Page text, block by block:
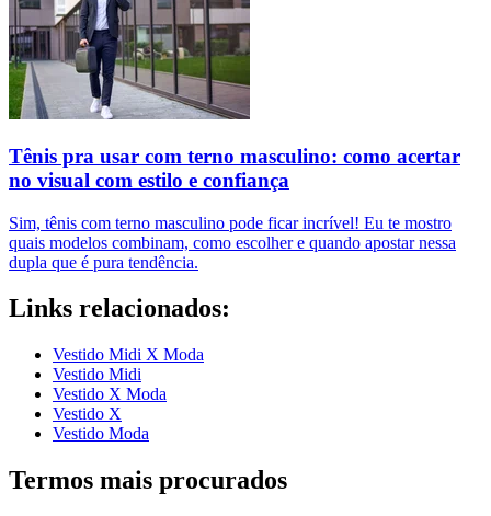
Tênis pra usar com terno masculino: como acertar
no visual com estilo e confiança
Sim, tênis com terno masculino pode ficar incrível! Eu te mostro
quais modelos combinam, como escolher e quando apostar nessa
dupla que é pura tendência.
Links relacionados:
Vestido Midi X Moda
Vestido Midi
Vestido X Moda
Vestido X
Vestido Moda
Termos mais procurados